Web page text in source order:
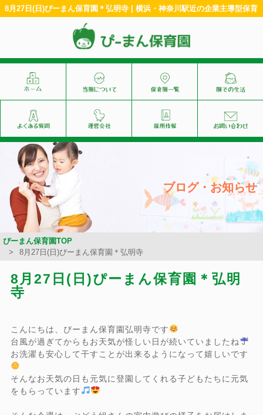
8月27日(日)ぴーまん保育園＊弘明寺 | 横浜・神奈川駅近の企業主導型保育
ブログ・お知らせ
ぴーまん保育園TOP
8月27日(日)ぴーまん保育園＊弘明寺
8月27日(日)ぴーまん保育園＊弘明
寺
こんにちは、ぴーまん保育園弘明寺です
台風が過ぎてからもお天気が怪しい日が続いていましたね
お洗濯も安心して干すことが出来るようになって嬉しいです
そんなお天気の日も元気に登園してくれる子どもたちに元気
をもらっています